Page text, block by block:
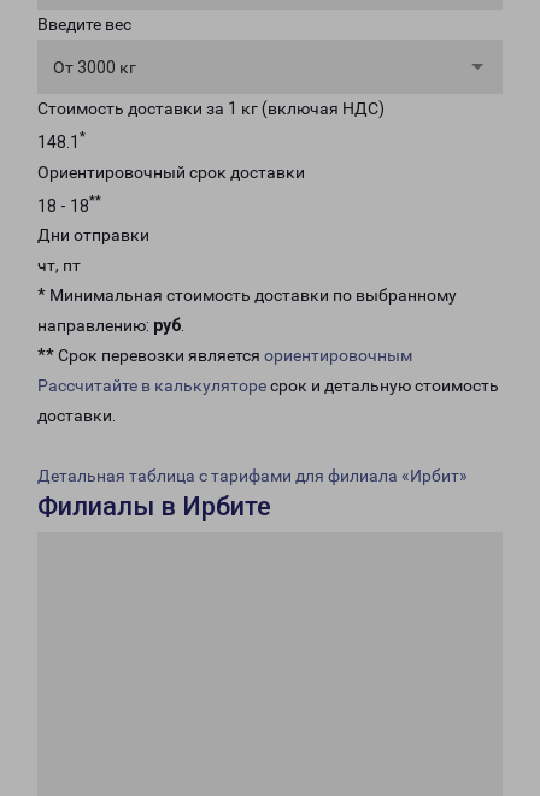
Введите вес
От 3000 кг
Стоимость доставки за 1 кг (включая НДС)
148.1 *
Ориентировочный срок доставки
18 - 18**
Дни отправки
чт, пт
* Минимальная стоимость доставки по выбранному
направлению: руб.
** Срок перевозки является ориентировочным
Рассчитайте в калькуляторесрок и детальную стоимость
доставки.
Детальная таблица с тарифами для филиала «Ирбит»
Филиалы в Ирбите